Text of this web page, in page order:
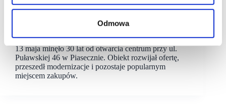
Odmowa
14/05/2026 Nhood CH Auchan
13 maja minęło 30 lat od otwarcia centrum przy ul.
Puławskiej 46 w Piasecznie. Obiekt rozwijał ofertę,
przeszedł modernizacje i pozostaje popularnym
miejscem zakupów.